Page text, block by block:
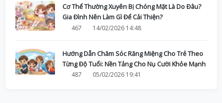
Cơ Thể Thường Xuyên Bị Chóng Mặt Là Do Đâu?
Gia Đình Nên Làm Gì Để Cải Thiện?
467
14/02/2026 14:48
Hướng Dẫn Chăm Sóc Răng Miệng Cho Trẻ Theo
Từng Độ Tuổi: Nền Tảng Cho Nụ Cười Khỏe Mạnh
487
05/02/2026 19:41